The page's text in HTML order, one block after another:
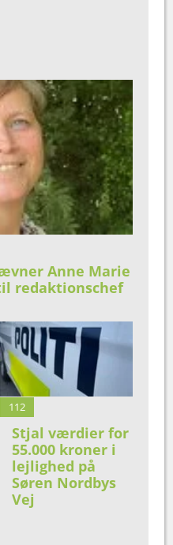
Anne Marie
redaktionschef
112
Stjal værdier for
55.000 kroner i
lejlighed på
Søren Nordbys
Vej